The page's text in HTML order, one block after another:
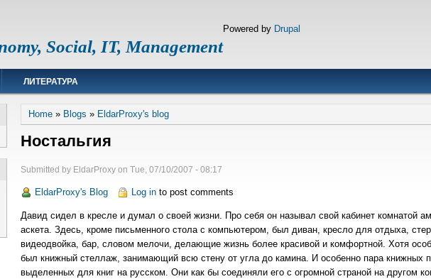
Social, IT, Management
Powered by Drupal
ЛИТЕРАТУРА
Breadcrumb
Home Blogs EldarProxy's blog
Ностальгия
Submitted by EldarProxy on Tue, 07/10/2007 - 08:17
EldarProxy's Blog Log in to post comments
Давид сидел в кресле и думал о своей жизни. Про себя он называл свой кабинет комнатой
аскета. Здесь, кроме письменного стола с компьютером, был диван, кресло для отдыха,
видеодвойка, бар, словом мелочи, делающие жизнь более красивой и комфортной. Хотя
был книжный стеллаж, занимающий всю стену от угла до камина. И особенно пара книжных
выделенных для книг на русском. Они как бы соединяли его с огромной страной на другом